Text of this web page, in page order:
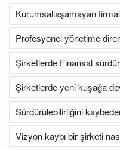
Kurumsallaşamayan
Profesyonel yönetime
Şirketlerde Finansal
Şirketlerde yeni kuşağa
Sürdürülebilirliğini
Vizyon kaybı bir şirketi